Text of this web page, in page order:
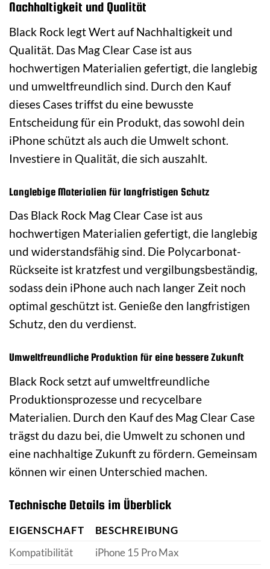
Nachhaltigkeit und Qualität
Black Rock legt Wert auf Nachhaltigkeit und
Qualität. Das Mag Clear Case ist aus
hochwertigen Materialien gefertigt, die langlebig
und umweltfreundlich sind. Durch den Kauf
dieses Cases triffst du eine bewusste
Entscheidung für ein Produkt, das sowohl dein
iPhone schützt als auch die Umwelt schont.
Investiere in Qualität, die sich auszahlt.
Langlebige Materialien für langfristigen Schutz
Das Black Rock Mag Clear Case ist aus
hochwertigen Materialien gefertigt, die langlebig
und widerstandsfähig sind. Die Polycarbonat-
Rückseite ist kratzfest und vergilbungsbeständig,
sodass dein iPhone auch nach langer Zeit noch
optimal geschützt ist. Genieße den langfristigen
Schutz, den du verdienst.
Umweltfreundliche Produktion für eine bessere Zukunft
Black Rock setzt auf umweltfreundliche
Produktionsprozesse und recycelbare
Materialien. Durch den Kauf des Mag Clear Case
trägst du dazu bei, die Umwelt zu schonen und
eine nachhaltige Zukunft zu fördern. Gemeinsam
können wir einen Unterschied machen.
Technische Details im Überblick
EIGENSCHAFT
BESCHREIBUNG
Kompatibilität
iPhone 15 Pro Max